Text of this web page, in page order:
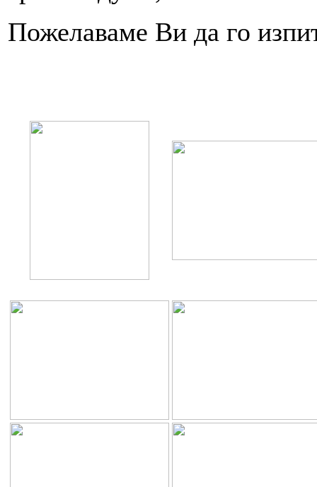
Пожелаваме Ви да го